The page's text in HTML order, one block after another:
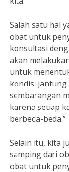
Salah satu hal
obat untuk
konsultasi
akan
untuk
kondisi jantung
sembarangan
karena setiap
berbeda-beda.”
Selain itu, kita
samping dari
obat untuk